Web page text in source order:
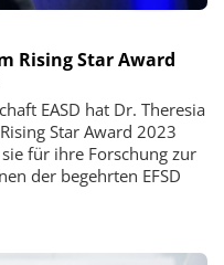
Rising Star Award
EASD hat Dr. Theresia
Star Award 2023
für ihre Forschung zur
der begehrten EFSD